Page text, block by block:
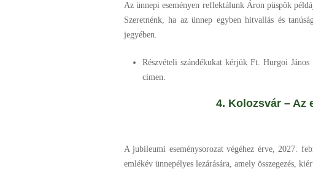
Az ünnepi eseményen reflektálunk Áron püspök
Szeretnénk, ha az ünnep egyben hitvallás és
jegyében.
Részvételi szándékukat kérjük Ft. Hurgoi
címen.
4. Kolozsvár – Az
A jubileumi eseménysorozat végéhez érve, 2027.
emlékév ünnepélyes lezárására, amely összegezés,